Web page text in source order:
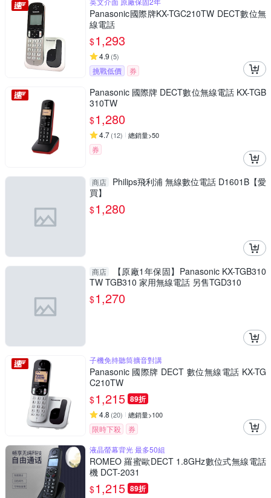
Panasonic國際牌KX-TGC210TW DECT數位無
線電話
$1,293
4.9 (5)
挑戰低價 券
Panasonic 國際牌 DECT數位無線電話 KX-TGB
310TW
$1,280
4.7(12) 總銷量>50
券
商店
Philips飛利浦 無線數位電話 D1601B【愛
買】
$1,280
商店
【原廠1年保固】Panasonic KX-TGB310
TW TGB310 家用無線電話 另售TGD310
$1,270
子機免持聽筒擴音對講
Panasonic 國際牌 DECT 數位無線電話 KX-TG
C210TW
$1,215 89折
4.8 (20) 總銷量>100
限時下殺
券
液晶螢幕背光 最多50組
ROMEO 羅蜜歐DECT 1.8GHz數位式無線電話
機 DCT-2031
$1,215 89折